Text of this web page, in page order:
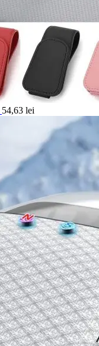
54,63 lei